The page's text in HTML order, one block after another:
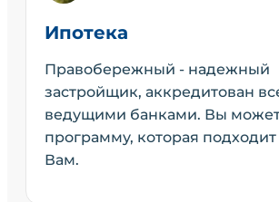
Ипотека
Правобережный - надежный
застройщик, аккредитован
ведущими банками. Вы
программу, которая
Вам.